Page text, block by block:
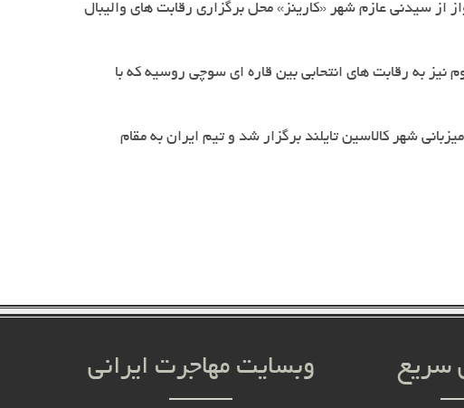
سیدنی عازم شهر «کارینز» محل برگزاری رقابت های والیبال
به دست می آورد و تیم های دوم و سوم نیز به رقابت های انتحابی بین قاره ای سوچی روسیه که با
در منطقه آسیا در روزهای 23 تا 25 اردیبهشت ماه امسال به میزبانی شهر کالاسین تایلند برگزار شد و تیم ایران به مقام
وبسایت مهاجرت ایرانی سریع